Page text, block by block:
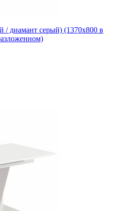
диамант серый) (1370х800 в